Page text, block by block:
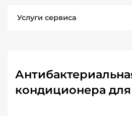
Услуги сервиса
кондиционера